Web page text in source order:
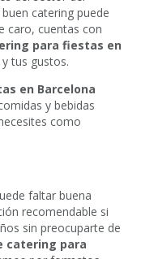
catering puede
caro, cuentas con
para fiestas en
tus gustos.
en Barcelona
y bebidas
como
faltar buena
recomendable si
sin preocuparte de
catering para